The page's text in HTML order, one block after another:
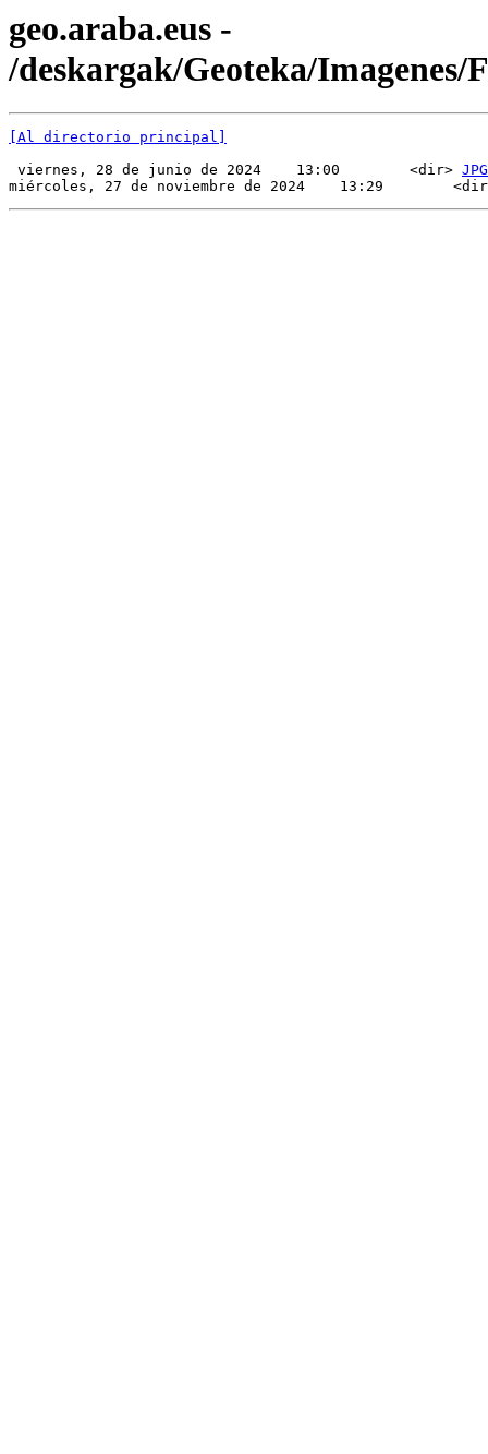
geo.araba.eus -
/deskargak/Geoteka/Imagenes/
[Al directorio principal]
viernes, 28 de junio de 2024    13:00        <dir> JPG
miércoles, 27 de noviembre de 2024    13:29